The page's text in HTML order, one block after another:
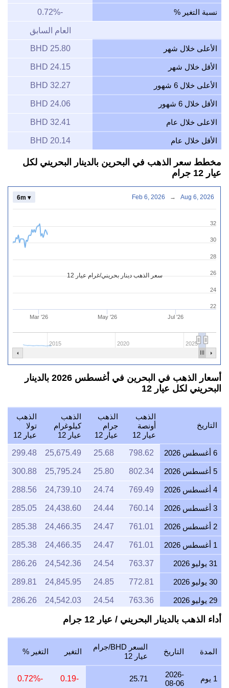
نسبة التغير % -0.72%
العام السابق
الأعلى خلال شهر 25.80 BHD
الأقل خلال شهر 24.15 BHD
الأعلى خلال 6 شهور 32.27 BHD
الأقل خلال 6 شهور 24.06 BHD
الاعلى خلال عام 32.41 BHD
الأقل خلال عام 20.14 BHD
مخطط سعر الذهب في البحرين بالدينار البحريني لكل
عيار 12 جرام
سعر الذهب دينار بحريني/غرام عيار 12
Mar '26 May '26 Jul '26
2015 2020 2025
22
24
26
28
30
32
6m ▾ Feb 6, 2026 → Aug 6, 2026
أسعار الذهب في البحرين في أغسطس 2026 بالدينار
البحريني لكل عيار 12
التاريخ
الذهب
أونصة
عيار 12
الذهب
جرام
عيار 12
الذهب
كيلوغرام
عيار 12
الذهب
تولا
عيار 12
6 أغسطس 2026 798.62
25.68
25,675.49
299.48
5 أغسطس 2026 802.34
25.80
25,795.24
300.88
4 أغسطس 2026 769.49
24.74
24,739.10
288.56
3 أغسطس 2026 760.14
24.44
24,438.60
285.05
2 أغسطس 2026 761.01
24.47
24,466.35
285.38
1 أغسطس 2026 761.01
24.47
24,466.35
285.38
31 يوليو 2026 763.37
24.54
24,542.36
286.26
30 يوليو 2026 772.81
24.85
24,845.95
289.81
29 يوليو 2026 763.36
24.54
24,542.03
286.26
28 يوليو 2026 760.17
24.44
24,439.57
27 يوليو 2026 769.59
24.74
24,742.38
288.60
26 يوليو 2026 763.68
24,552.25
286.38
25 يوليو 2026 763.68
24,552.25
286.38
أداء الذهب بالدينار البحريني / عيار 12 جرام
المدة التاريخ
السعر BHD/جرام
عيار 12
التغير التغير %
1 يوم
2026-
08-06
25.71
-0.19
-0.72%